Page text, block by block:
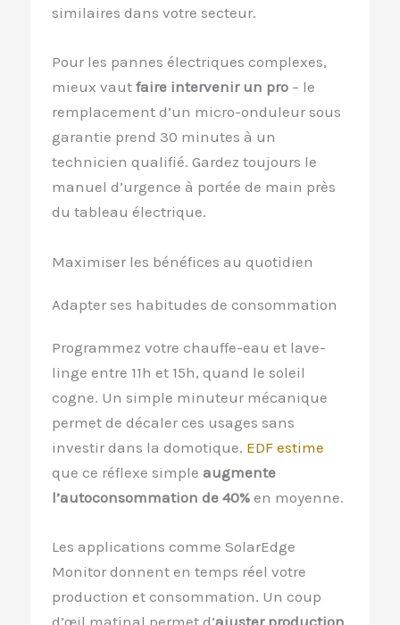
similaires dans votre secteur.
Pour les pannes électriques complexes,
mieux vaut faire intervenir un pro – le
remplacement d’un micro-onduleur sous
garantie prend 30 minutes à un
technicien qualifié. Gardez toujours le
manuel d’urgence à portée de main près
du tableau électrique.
Maximiser les bénéfices au quotidien
Adapter ses habitudes de consommation
Programmez votre chauffe-eau et lave-
linge entre 11h et 15h, quand le soleil
cogne. Un simple minuteur mécanique
permet de décaler ces usages sans
investir dans la domotique. EDF estime
que ce réflexe simple augmente
l’autoconsommation de 40% en moyenne.
Les applications comme SolarEdge
Monitor donnent en temps réel votre
production et consommation. Un coup
d’œil matinal permet d’ajuster production